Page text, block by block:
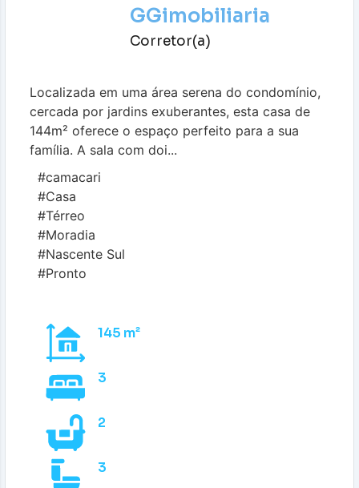
GGimobiliaria
Corretor(a)
Localizada em uma área serena do condomínio,
cercada por jardins exuberantes, esta casa de
144m² oferece o espaço perfeito para a sua
família. A sala com doi...
#camacari
#Casa
#Térreo
#Moradia
#Nascente Sul
#Pronto
145 m²
3
2
3